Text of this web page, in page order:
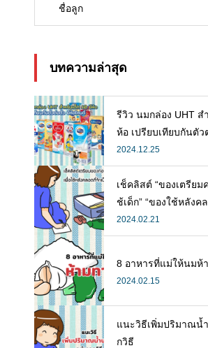
ชื่อลูก
บทความล่าสุด
รีวิว นมกล่อง UHT ส
ห้อ เปรียบเทียบกันตัว
นดี พร้อมแนะวิธีการเ
ห้ลูก
2024.12.25
เช็คลิสต์ “ของเตรียม
ช้เด็ก” “ของใช้หลังคลอด” เพื่อใช้ห
ลังคลอดที่จำเป็น
2024.02.21
8 อาหารที่แม่ให้นมห้
2024.02.15
แนะวิธีเพิ่มปริมาณน้
กวิธี